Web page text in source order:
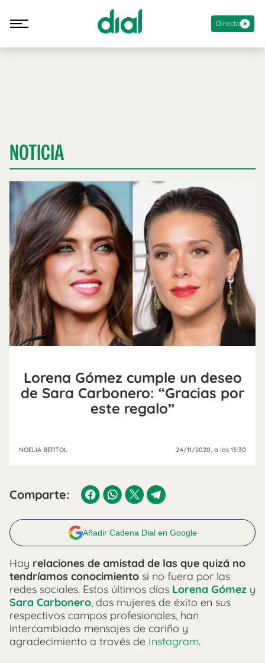
Directo
NOTICIA
Lorena Gómez cumple un deseo
de Sara Carbonero: “Gracias por
este regalo”
NOELIA BERTOL 24/11/2020 , a las 13:30
Comparte:
Añadir Cadena Dial en Google
Hay relaciones de amistad de las que quizá no
tendríamos conocimiento si no fuera por las
redes sociales. Estos últimos días Lorena Gómez y
Sara Carbonero, dos mujeres de éxito en sus
respectivos campos profesionales, han
intercambiado mensajes de cariño y
agradecimiento a través de Instagram.